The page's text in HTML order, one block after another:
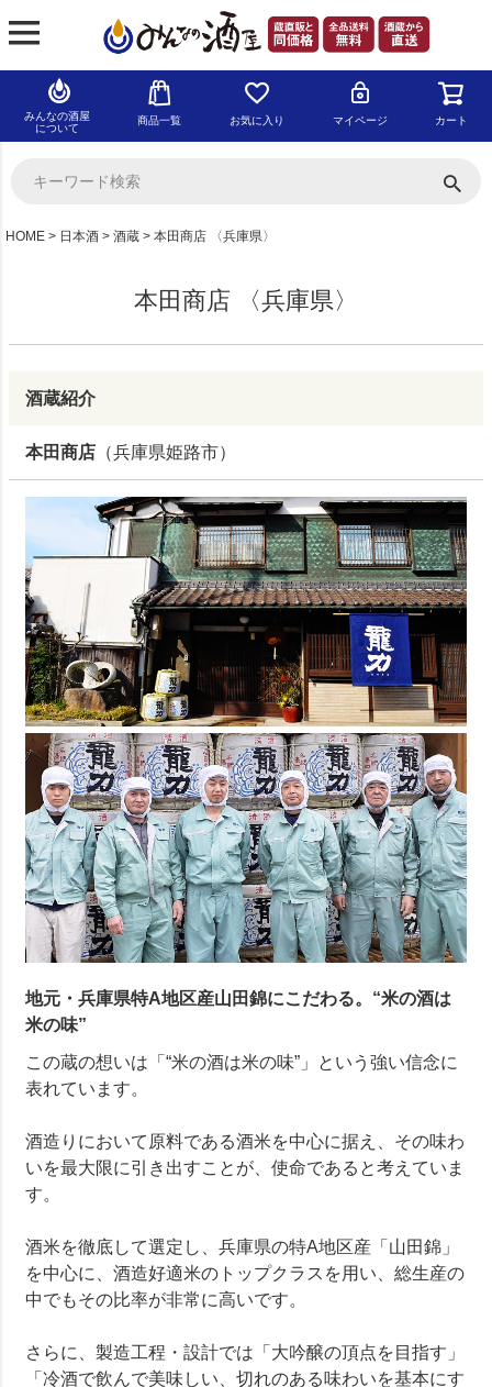
みんなの酒屋
について
商品一覧 お気に入り マイページ カート
HOME 日本酒 酒蔵 本田商店 〈兵庫県〉
本田商店 〈兵庫県〉
酒蔵紹介
本田商店 （兵庫県姫路市）
地元・兵庫県特A地区産山田錦にこだわる。“米の酒は
米の味”
この蔵の想いは「“米の酒は米の味”」という強い信念に
表れています。
酒造りにおいて原料である酒米を中心に据え、その味わ
いを最大限に引き出すことが、使命であると考えていま
す。
酒米を徹底して選定し、兵庫県の特A地区産「山田錦」
を中心に、酒造好適米のトップクラスを用い、総生産の
中でもその比率が非常に高いです。
さらに、製造工程・設計では「大吟醸の頂点を目指す」
「冷酒で飲んで美味しい、切れのある味わいを基本にす